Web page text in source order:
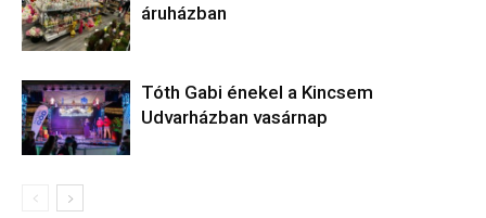
áruházban
Tóth Gabi énekel a Kincsem
Udvarházban vasárnap